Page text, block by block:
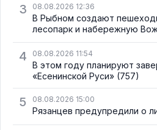
3 08.08.2026 12:36
В Рыбном создают
лесопарк и набережную
4 08.08.2026 11:54
В этом году планируют
«Есенинской Руси» (757)
5 08.08.2026 15:00
Рязанцев предупредили о